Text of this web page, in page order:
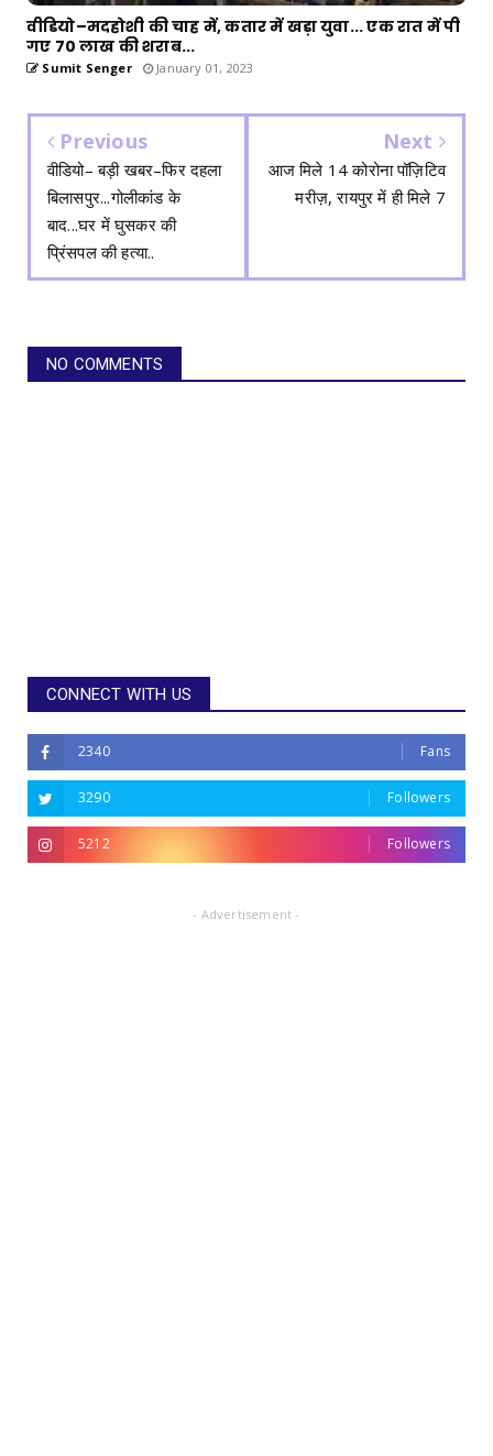
वीडियो–मदहोशी की चाह में, कतार में खड़ा युवा... एक रात में पी
गए 70 लाख की शराब...
Sumit Senger January 01, 2023
Previous
वीडियो– बड़ी खबर–फिर दहला
बिलासपुर...गोलीकांड के
बाद...घर में घुसकर की
प्रिंसपल की हत्या..
Next
आज मिले 14 कोरोना पॉज़िटिव
मरीज़, रायपुर में ही मिले 7
NO COMMENTS
CONNECT WITH US
2340 Fans
3290 Followers
5212 Followers
- Advertisement -